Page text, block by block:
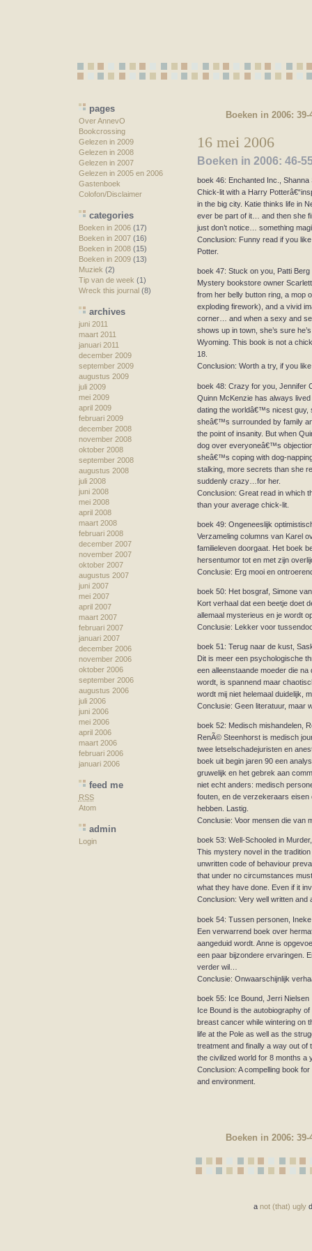
pages
Over AnnevO
Bookcrossing
Gelezen in 2009
Gelezen in 2008
Gelezen in 2007
Gelezen in 2005 en 2006
Gastenboek
Colofon/Disclaimer
categories
Boeken in 2006(17)
Boeken in 2007(16)
Boeken in 2008(15)
Boeken in 2009(13)
Muziek (2)
Tip van de week (1)
Wreck this journal (8)
archives
juni 2011
maart 2011
januari 2011
december 2009
september 2009
augustus 2009
juli 2009
mei 2009
april 2009
februari 2009
december 2008
november 2008
oktober 2008
september 2008
augustus 2008
juli 2008
juni 2008
mei 2008
april 2008
maart 2008
februari 2008
december 2007
november 2007
oktober 2007
augustus 2007
juni 2007
mei 2007
april 2007
maart 2007
februari 2007
januari 2007
december 2006
november 2006
oktober 2006
september 2006
augustus 2006
juli 2006
juni 2006
mei 2006
april 2006
maart 2006
februari 2006
januari 2006
feed me
RSS
Atom
admin
Login
Boeken in 2006: 39-
16 mei 2006
Boeken in 2006: 46-
boek 46: Enchanted Inc., Shanna
Chick-lit with a Harry
in the big city. Katie thinks life in
ever be part of it… and then she
just don’t notice… something
Conclusion: Funny read if you
Potter.
boek 47: Stuck on you, Patti Berg
Mystery bookstore owner
from her belly button ring, a mop
exploding firework), and a vivid
corner… and when a sexy and
shows up in town, she’s sure
Wyoming. This book is not a
18.
Conclusion: Worth a try, if you
boek 48: Crazy for you, Jennifer
Quinn McKenzie has always
dating the worldâ€™s nicest guy,
sheâ€™s surrounded by family
the point of insanity. But when
dog over everyoneâ€™s
sheâ€™s coping with dog-
stalking, more secrets than she
suddenly crazy…for her.
Conclusion: Great read in which
than your average chick-lit.
boek 49: Ongeneeslijk
Verzameling columns van Karel
familieleven doorgaat. Het boek
hersentumor tot en met zijn
Conclusie: Erg mooi en
boek 50: Het bosgraf, Simone
Kort verhaal dat een beetje doet
allemaal mysterieus en je wordt
Conclusie: Lekker voor
boek 51: Terug naar de kust,
Dit is meer een psychologische
een alleenstaande moeder die
wordt, is spannend maar
wordt mij niet helemaal duidelijk,
Conclusie: Geen literatuur, maar
boek 52: Medisch mishandelen,
RenÃ© Steenhorst is medisch
twee letselschadejuristen en
boek uit begin jaren 90 een
gruwelijk en het gebrek aan
niet echt anders: medisch
fouten, en de verzekeraars eisen
hebben. Lastig.
Conclusie: Voor mensen die van
boek 53: Well-Schooled in
This mystery novel in the
unwritten code of behaviour
that under no circumstances
what they have done. Even if it
Conclusion: Very well written and
boek 54: Tussen personen,
Een verwarrend boek over
aangeduid wordt. Anne is
een paar bijzondere ervaringen.
verder wil…
Conclusie: Onwaarschijnlijk
boek 55: Ice Bound, Jerri Nielsen
Ice Bound is the autobiography
breast cancer while wintering on
life at the Pole as well as the
treatment and finally a way out of
the civilized world for 8 months a
Conclusion: A compelling book
and environment.
Boeken in 2006: 39-
a not (that) ugly